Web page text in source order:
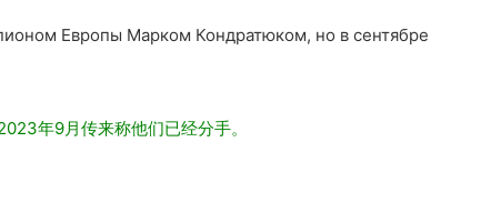
Европы Марком Кондратюком, но в сентябре
年9月传来称他们已经分手。